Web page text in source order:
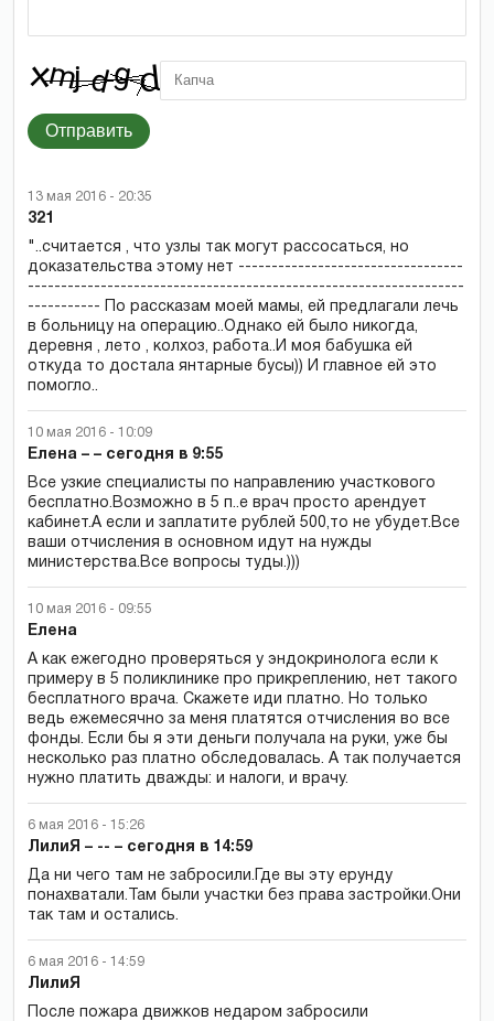
Отправить
13 мая 2016 - 20:35
321
"..считается , что узлы так могут рассосаться, но
доказательства этому нет ----------------------------------
------------------------------------------------------------------
----------- По рассказам моей мамы, ей предлагали лечь
в больницу на операцию..Однако ей было никогда,
деревня , лето , колхоз, работа..И моя бабушка ей
откуда то достала янтарные бусы)) И главное ей это
помогло..
10 мая 2016 - 10:09
Елена – – сегодня в 9:55
Все узкие специалисты по направлению участкового
бесплатно.Возможно в 5 п..е врач просто арендует
кабинет.А если и заплатите рублей 500,то не убудет.Все
ваши отчисления в основном идут на нужды
министерства.Все вопросы туды.)))
10 мая 2016 - 09:55
Елена
А как ежегодно проверяться у эндокринолога если к
примеру в 5 поликлинике про прикреплению, нет такого
бесплатного врача. Скажете иди платно. Но только
ведь ежемесячно за меня платятся отчисления во все
фонды. Если бы я эти деньги получала на руки, уже бы
несколько раз платно обследовалась. А так получается
нужно платить дважды: и налоги, и врачу.
6 мая 2016 - 15:26
ЛилиЯ – -- – сегодня в 14:59
Да ни чего там не забросили.Где вы эту ерунду
понахватали.Там были участки без права застройки.Они
так там и остались.
6 мая 2016 - 14:59
ЛилиЯ
После пожара движков недаром забросили